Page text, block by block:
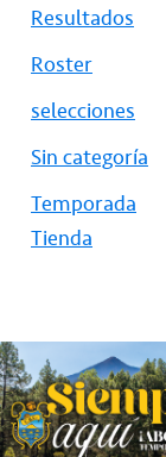
Resultados
Roster
selecciones
Sin categoría
Temporada
Tienda